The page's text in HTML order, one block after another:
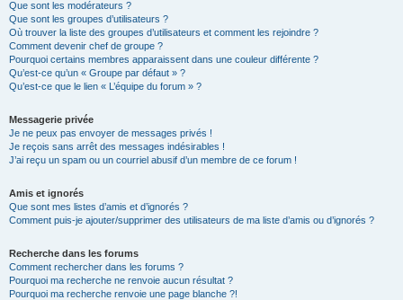
Que sont les modérateurs ?
Que sont les groupes d’utilisateurs ?
Où trouver la liste des groupes d’utilisateurs et comment les rejoindre ?
Comment devenir chef de groupe ?
Pourquoi certains membres apparaissent dans une couleur différente ?
Qu’est-ce qu’un « Groupe par défaut » ?
Qu’est-ce que le lien « L’équipe du forum » ?
Messagerie privée
Je ne peux pas envoyer de messages privés !
Je reçois sans arrêt des messages indésirables !
J’ai reçu un spam ou un courriel abusif d’un membre de ce forum !
Amis et ignorés
Que sont mes listes d’amis et d’ignorés ?
Comment puis-je ajouter/supprimer des utilisateurs de ma liste d’amis ou d’ignorés ?
Recherche dans les forums
Comment rechercher dans les forums ?
Pourquoi ma recherche ne renvoie aucun résultat ?
Pourquoi ma recherche renvoie une page blanche ?!